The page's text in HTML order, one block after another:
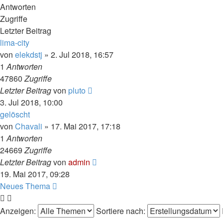
Antworten
Zugriffe
Letzter Beitrag
lima-city
von elekdstj » 2. Jul 2018, 16:57
1Antworten
47860Zugriffe
Letzter Beitragvon pluto
3. Jul 2018, 10:00
gelöscht
von Chavali » 17. Mai 2017, 17:18
1Antworten
24669Zugriffe
Letzter Beitragvon admin
19. Mai 2017, 09:28
Neues Thema
Anzeigen: Sortiere nach: